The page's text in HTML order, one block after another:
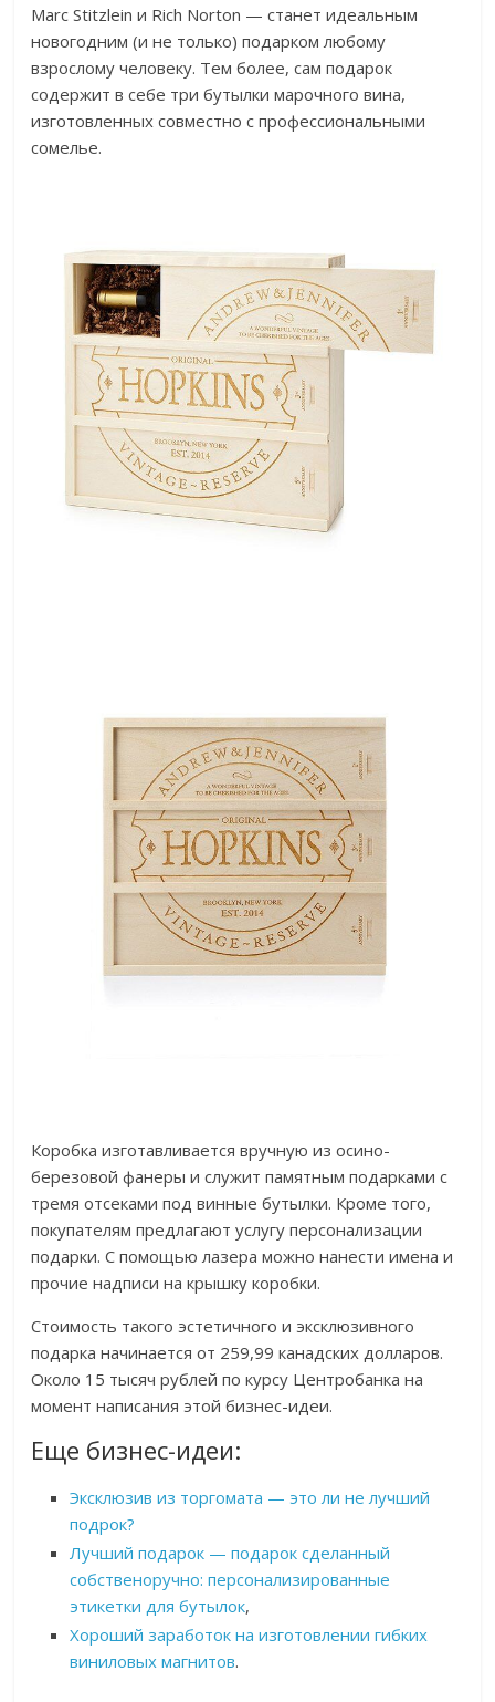
Marc Stitzlein и Rich Norton — станет идеальным
новогодним (и не только) подарком любому
взрослому человеку. Тем более, сам подарок
содержит в себе три бутылки марочного вина,
изготовленных совместно с профессиональными
сомелье.
Коробка изготавливается вручную из осино-
березовой фанеры и служит памятным подарками с
тремя отсеками под винные бутылки. Кроме того,
покупателям предлагают услугу персонализации
подарки. С помощью лазера можно нанести имена и
прочие надписи на крышку коробки.
Стоимость такого эстетичного и эксклюзивного
подарка начинается от 259,99 канадских долларов.
Около 15 тысяч рублей по курсу Центробанка на
момент написания этой бизнес-идеи.
Еще бизнес-идеи:
Эксклюзив из торгомата — это ли не лучший
подрок?
Лучший подарок — подарок сделанный
собственоручно: персонализированные
этикетки для бутылок,
Хороший заработок на изготовлении гибких
виниловых магнитов.